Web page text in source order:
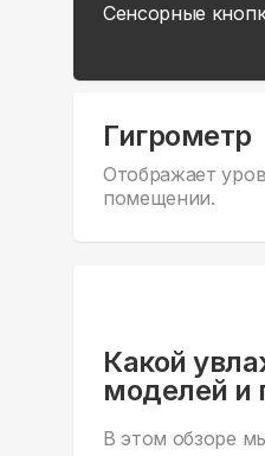
Сенсорные
Гигрометр
Отображает
помещении.
Какой
моделей и
В этом обзоре